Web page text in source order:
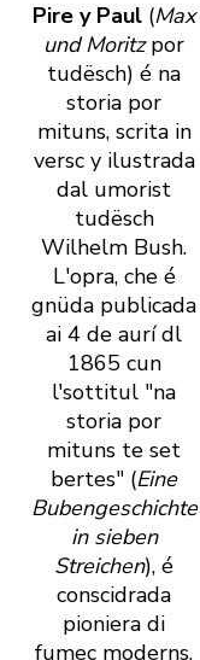
Pire y Paul (Max
und Moritzpor
tudësch) é na
storia por
mituns, scrita in
versc y ilustrada
dal umorist
tudësch
Wilhelm Bush.
L'opra, che é
gnüda publicada
ai 4 de aurí dl
1865 cun
l'sottitul "na
storia por
mituns te set
bertes" (Eine
Bubengeschichte
in sieben
Streichen), é
conscidrada
pioniera di
fumec moderns.